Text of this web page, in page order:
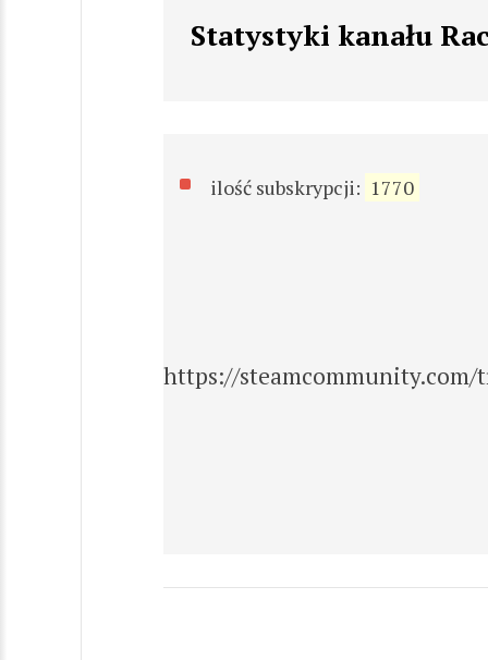
Statystyki kanału
ilość subskrypcji: 1770
https://steamcommunity.com/